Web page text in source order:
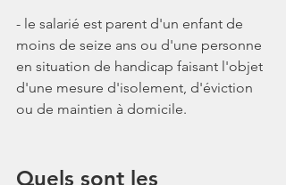
- le salarié est parent d'un enfant de
moins de seize ans ou d'une personne
en situation de handicap faisant l'objet
d'une mesure d'isolement, d'éviction
ou de maintien à domicile.
Quels sont les